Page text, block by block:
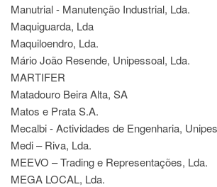
Manutrial - Manutenção Industrial, Lda.
Maquiguarda, Lda
Maquiloendro, Lda.
Mário João Resende, Unipessoal, Lda.
MARTIFER
Matadouro Beira Alta, SA
Matos e Prata S.A.
Mecalbi - Actividades de Engenharia,
Medi – Riva, Lda.
MEEVO – Trading e Representações, Lda.
MEGA LOCAL, Lda.